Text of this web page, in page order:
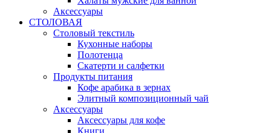
Аксессуары
СТОЛОВАЯ
Столовый текстиль
Кухонные наборы
Полотенца
Скатерти и салфетки
Продукты питания
Кофе арабика в зернах
Элитный композиционный чай
Аксессуары
Аксессуары для кофе
Книги